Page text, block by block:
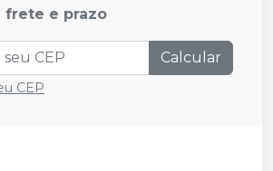
frete e prazo
Calcular
CEP